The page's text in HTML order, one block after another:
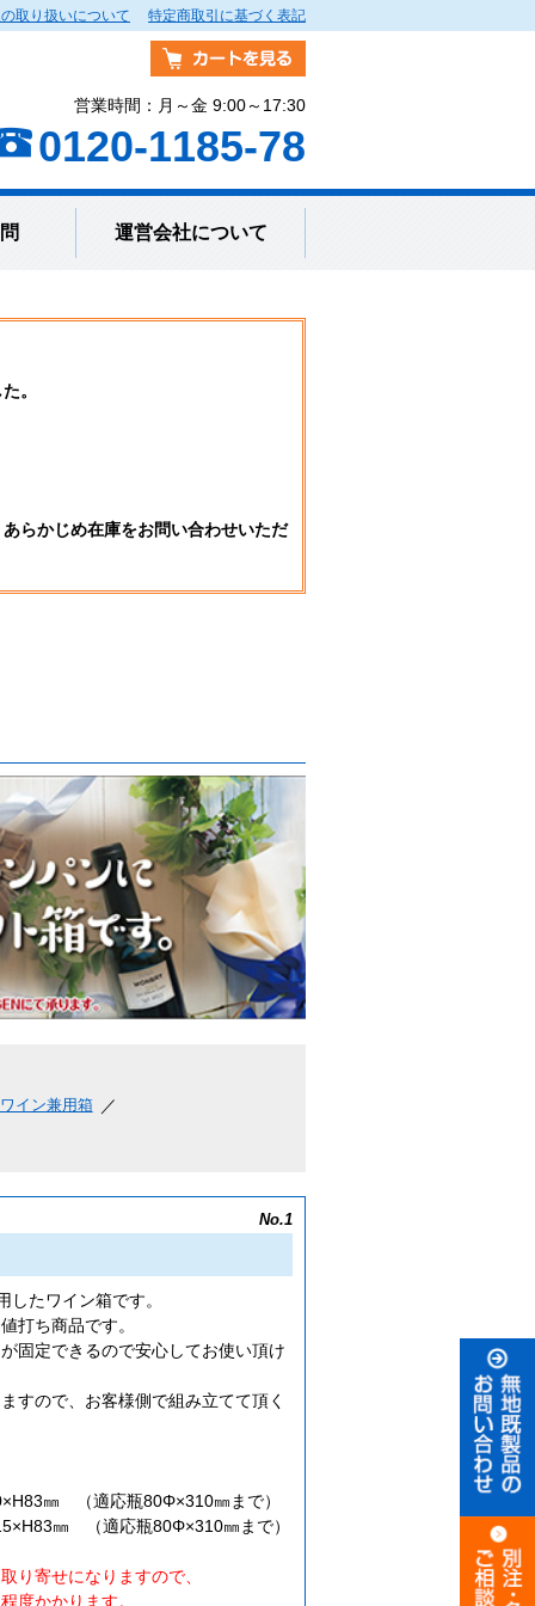
特定商取引に基づく表記
取り扱いについて
営業時間：月～金 9:00～17:30
0120-1185-78
運営会社について
。
らかじめ在庫をお問い合わせいただ
イン兼用箱
No.1
たワイン箱です。
打ち商品です。
固定できるので安心してお使い頂け
すので、お客様側で組み立てて頂く
㎜ （適応瓶80Φ×310㎜まで）
㎜ （適応瓶80Φ×310㎜まで）
り寄せになりますので、
かかります。